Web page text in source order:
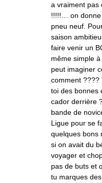
a vraiment pas
!!!!!… on donne
pneu neuf.
saison
faire venir un
même simple
peut imaginer
comment ????
toi des bonnes
cador derrière
bande de
Ligue pour se
quelques bons
si on avait du
voyager et
pas de buts et
tu marques